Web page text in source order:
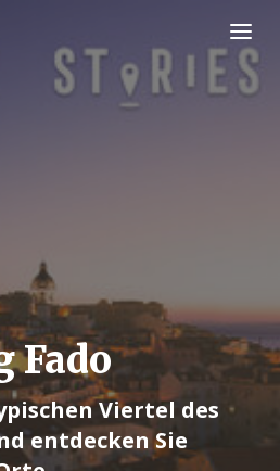
Fado
Viertel des
entdecken Sie